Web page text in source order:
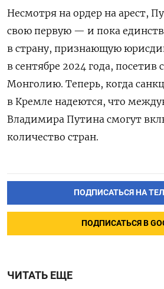
Несмотря на ордер на арест,
свою первую — и пока
в страну, признающую
в сентябре 2024 года, посетив
Монголию. Теперь, когда
в Кремле надеются, что
Владимира Путина смогут
количество стран.
ПОДПИСАТЬСЯ НА
ПОДПИСАТЬСЯ В
ЧИТАТЬ ЕЩЕ